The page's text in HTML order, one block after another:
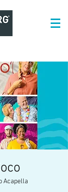
Acapella